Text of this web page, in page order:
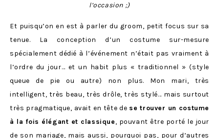
l’occasion ;)
Et puisqu’on en est à parler du groom, petit focus sur sa
tenue. La conception d’un costume sur-mesure
spécialement dédié à l’événement n’était pas vraiment à
l’ordre du jour… et un habit plus « traditionnel » (style
queue de pie ou autre) non plus. Mon mari, très
intelligent, très beau, très drôle, très stylé… mais surtout
très pragmatique, avait en tête de se trouver un costume
à la fois élégant et classique, pouvant être porté le jour
de son mariage, mais aussi, pourquoi pas, pour d’autres